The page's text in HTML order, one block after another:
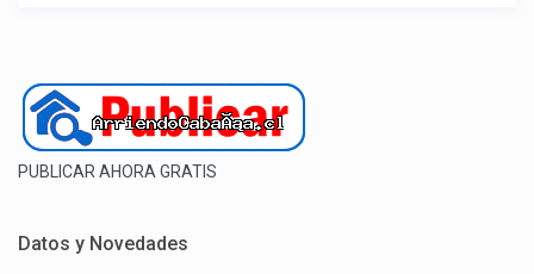
PUBLICAR AHORA GRATIS
Datos y Novedades